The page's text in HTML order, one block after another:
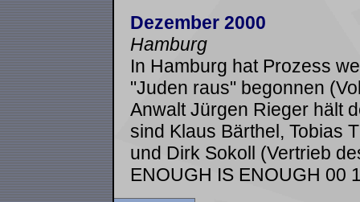
Dezember 2000
Hamburg
In Hamburg hat Prozess
"Juden raus" begonnen
Anwalt Jürgen Rieger hält
sind Klaus Bärthel, Tobias
und Dirk Sokoll (Vertrieb
ENOUGH IS ENOUGH 00